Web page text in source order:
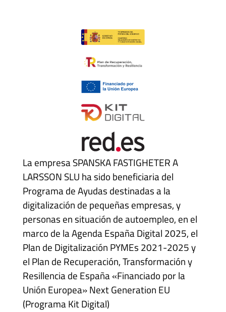
La empresa SPANSKA FASTIGHETER A
LARSSON SLU ha sido beneficiaria del
Programa de Ayudas destinadas a la
digitalización de pequeñas empresas, y
personas en situación de autoempleo, en el
marco de la Agenda España Digital 2025, el
Plan de Digitalización PYMEs 2021-2025 y
el Plan de Recuperación, Transformación y
Resillencia de España «Financiado por la
Unión Europea» Next Generation EU
(Programa Kit Digital)